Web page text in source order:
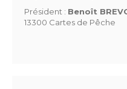
Président : Benoît
13300 Cartes de Pêche